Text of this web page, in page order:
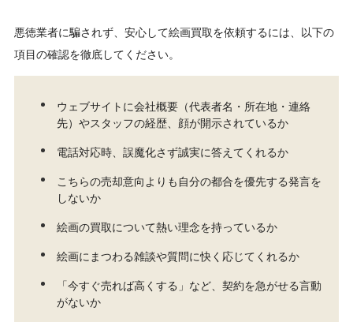
悪徳業者に騙されず、安心して絵画買取を依頼するには、以下の
項目の確認を徹底してください。
ウェブサイトに会社概要（代表者名・所在地・連絡
先）やスタッフの経歴、顔が開示されているか
電話対応時、誤魔化さず誠実に答えてくれるか
こちらの売却意向よりも自分の都合を優先する発言を
しないか
絵画の買取について熱い理念を持っているか
絵画にまつわる雑談や質問に快く応じてくれるか
「今すぐ売れば高くする」など、契約を急がせる言動
がないか